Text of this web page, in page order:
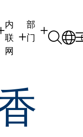
内
联
网
校友内联网
部
门
行政部门
社交平台及应